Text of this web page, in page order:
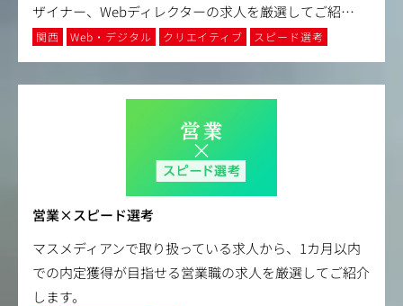
ザイナー、Webディレクターの求人を厳選してご紹…
関西 Web・デジタル クリエイティブ スピード選考
営業×スピード選考
マスメディアンで取り扱っている求人から、1カ月以内
での内定獲得が目指せる営業職の求人を厳選してご紹介
します。